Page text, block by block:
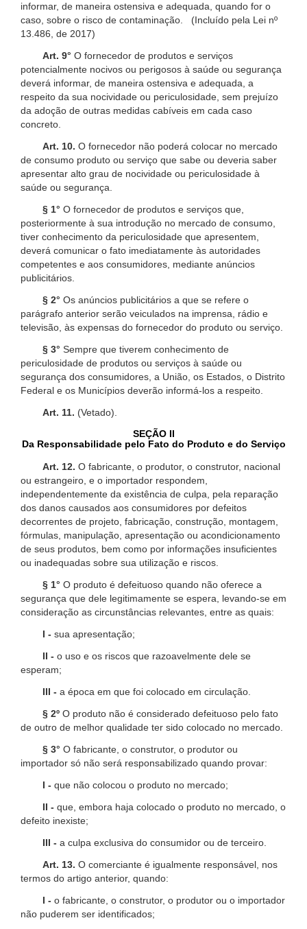
informar, de maneira ostensiva e adequada, quando for o
caso, sobre o risco de contaminação. (Incluído pela Lei nº
13.486, de 2017)
Art. 9° O fornecedor de produtos e serviços
potencialmente nocivos ou perigosos à saúde ou segurança
deverá informar, de maneira ostensiva e adequada, a
respeito da sua nocividade ou periculosidade, sem prejuízo
da adoção de outras medidas cabíveis em cada caso
concreto.
Art. 10. O fornecedor não poderá colocar no mercado
de consumo produto ou serviço que sabe ou deveria saber
apresentar alto grau de nocividade ou periculosidade à
saúde ou segurança.
§ 1° O fornecedor de produtos e serviços que,
posteriormente à sua introdução no mercado de consumo,
tiver conhecimento da periculosidade que apresentem,
deverá comunicar o fato imediatamente às autoridades
competentes e aos consumidores, mediante anúncios
publicitários.
§ 2° Os anúncios publicitários a que se refere o
parágrafo anterior serão veiculados na imprensa, rádio e
televisão, às expensas do fornecedor do produto ou serviço.
§ 3° Sempre que tiverem conhecimento de
periculosidade de produtos ou serviços à saúde ou
segurança dos consumidores, a União, os Estados, o Distrito
Federal e os Municípios deverão informá-los a respeito.
Art. 11. (Vetado).
SEÇÃO II
Da Responsabilidade pelo Fato do Produto e do Serviço
Art. 12. O fabricante, o produtor, o construtor, nacional
ou estrangeiro, e o importador respondem,
independentemente da existência de culpa, pela reparação
dos danos causados aos consumidores por defeitos
decorrentes de projeto, fabricação, construção, montagem,
fórmulas, manipulação, apresentação ou acondicionamento
de seus produtos, bem como por informações insuficientes
ou inadequadas sobre sua utilização e riscos.
§ 1° O produto é defeituoso quando não oferece a
segurança que dele legitimamente se espera, levando-se em
consideração as circunstâncias relevantes, entre as quais:
I - sua apresentação;
II - o uso e os riscos que razoavelmente dele se
esperam;
III - a época em que foi colocado em circulação.
§ 2º O produto não é considerado defeituoso pelo fato
de outro de melhor qualidade ter sido colocado no mercado.
§ 3° O fabricante, o construtor, o produtor ou
importador só não será responsabilizado quando provar:
I - que não colocou o produto no mercado;
II - que, embora haja colocado o produto no mercado, o
defeito inexiste;
III - a culpa exclusiva do consumidor ou de terceiro.
Art. 13. O comerciante é igualmente responsável, nos
termos do artigo anterior, quando:
I - o fabricante, o construtor, o produtor ou o importador
não puderem ser identificados;